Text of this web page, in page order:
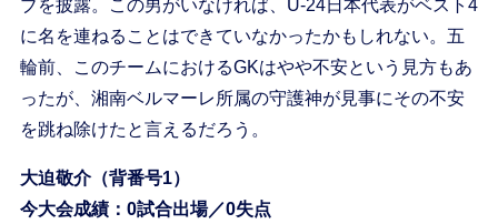
ブを披露。この男がいなければ、U-24日本代表がベスト4
に名を連ねることはできていなかったかもしれない。五
輪前、このチームにおけるGKはやや不安という見方もあ
ったが、湘南ベルマーレ所属の守護神が見事にその不安
を跳ね除けたと言えるだろう。
大迫敬介（背番号1）
今大会成績：0試合出場／0失点